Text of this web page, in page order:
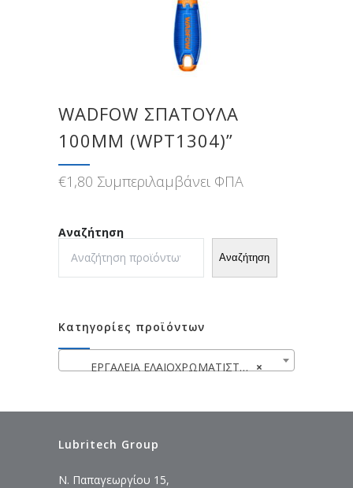
WADFOW ΣΠΑΤΟΥΛΑ
100MM (WPT1304)”
€1,80 Συμπεριλαμβάνει ΦΠΑ
Αναζήτηση
Αναζήτηση
Κατηγορίες προϊόντων
×
ΕΡΓΑΛΕΙΑ ΕΛΑΙΟΧΡΩΜΑΤΙΣΤΩΝ
Lubritech Group
Ν. Παπαγεωργίου 15,